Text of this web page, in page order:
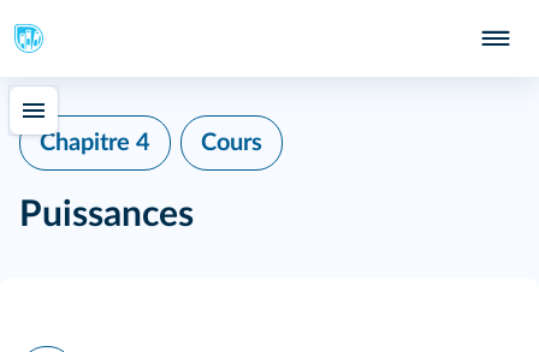
Chapitre 4 Cours
Puissances